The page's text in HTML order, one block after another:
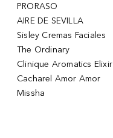
PRORASO
AIRE DE SEVILLA
Sisley Cremas Faciales
The Ordinary
Clinique Aromatics Elixir
Cacharel Amor Amor
Missha